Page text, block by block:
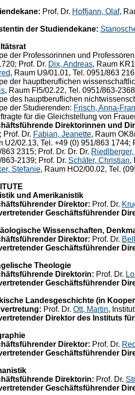
Prof. Dr. Hoffjann, Olaf,
der Studiendekane:
der Professorinnen und
Prof. Dr. Dix, Andreas, Raum
, Raum U9/01.01, Tel. 0951/863
der hauptberuflichen
, Raum FI5/02.22, Tel. 0951/863-2368
des hauptberuflichen
der Studierenden: Frisch, Anna-
für die Gleichstellung von
Direktorinnen und
Prof. Dr. Fabian, Jeanette, Raum
U2/02.13, Tel. +49 (0) 951/863 1744;
2315; Prof. Dr. Dr. Dr.
2139; Prof. Dr. Schäfer, Christian,
Stefanie, Raum HO2/00.02, Tel.
und Amerikanistik
Direktor: Prof. Dr.
Geschäftsführender
Wissenschaften,
Direktor: Prof. Dr.
Geschäftsführender
Theologie
Direktorin: Prof. Dr.
Geschäftsführender
Landesgeschichte (in
Prof. Dr. Ott, Martin,
Direktor des Instituts
Direktor: Prof. Dr.
Geschäftsführender
Direktorin: Prof. Dr.
Geschäftsführender